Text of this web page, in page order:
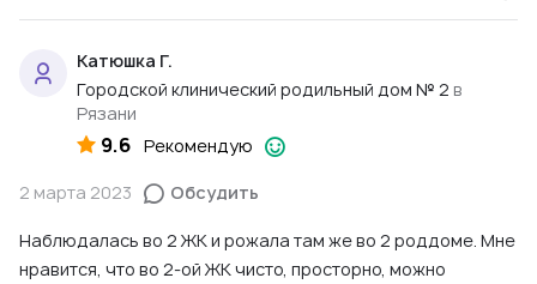
Катюшка Г.
Городской клинический родильный дом № 2 в
Рязани
9.6 Рекомендую
2 марта 2023 Обсудить
Наблюдалась во 2 ЖК и рожала там же во 2 роддоме. Мне
нравится, что во 2-ой ЖК чисто, просторно, можно